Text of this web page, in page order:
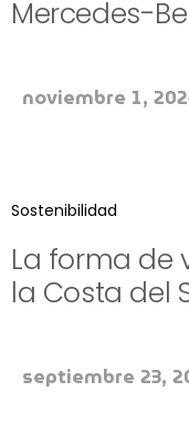
Mercedes-
noviembre 1,
Sostenibilidad
La forma de
la Costa del
septiembre 23,